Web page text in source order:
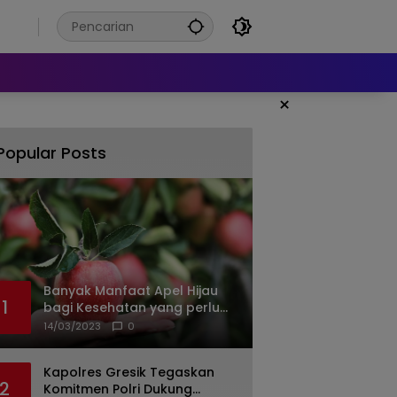
×
Posts
1
Banyak Manfaat Apel Hijau
bagi Kesehatan yang perlu
Anda ketahui
14/03/2023 0
2
Kapolres Gresik Tegaskan
Komitmen Polri Dukung